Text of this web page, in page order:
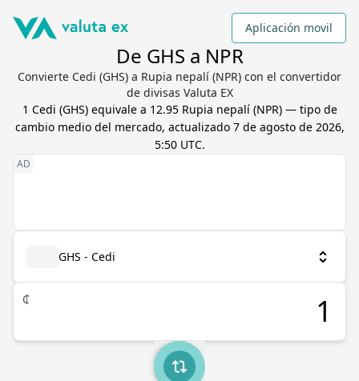
Aplicación movil
De GHS a NPR
Convierte Cedi (GHS) a Rupia nepalí (NPR) con el convertidor
de divisas Valuta EX
1 Cedi (GHS) equivale a 12.95 Rupia nepalí(NPR) — tipo de
cambio medio del mercado, actualizado 7 de agosto de 2026,
5:50 UTC.
GHS - Cedi
₵